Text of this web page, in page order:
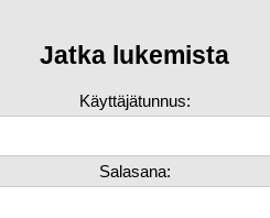
Jatka lukemista
Käyttäjätunnus:
Salasana: